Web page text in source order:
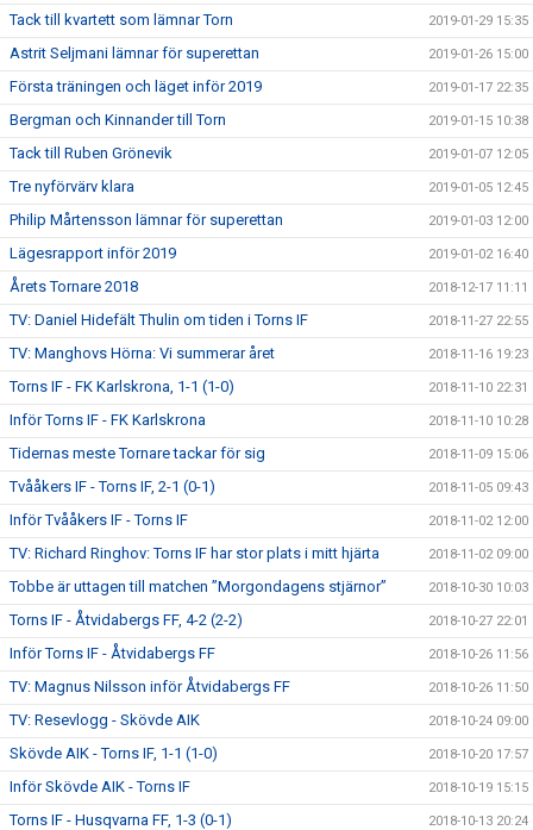
Tack till kvartett som lämnar Torn 2019-01-29 15:35
Astrit Seljmani lämnar för superettan 2019-01-26 15:00
Första träningen och läget inför 2019 2019-01-17 22:35
Bergman och Kinnander till Torn 2019-01-15 10:38
Tack till Ruben Grönevik 2019-01-07 12:05
Tre nyförvärv klara 2019-01-05 12:45
Philip Mårtensson lämnar för superettan 2019-01-03 12:00
Lägesrapport inför 2019 2019-01-02 16:40
Årets Tornare 2018 2018-12-17 11:11
TV: Daniel Hidefält Thulin om tiden i Torns IF 2018-11-27 22:55
TV: Manghovs Hörna: Vi summerar året 2018-11-16 19:23
Torns IF - FK Karlskrona, 1-1 (1-0) 2018-11-10 22:31
Inför Torns IF - FK Karlskrona 2018-11-10 10:28
Tidernas meste Tornare tackar för sig 2018-11-09 15:06
Tvååkers IF - Torns IF, 2-1 (0-1) 2018-11-05 09:43
Inför Tvååkers IF - Torns IF 2018-11-02 12:00
TV: Richard Ringhov: Torns IF har stor plats i mitt hjärta 2018-11-02 09:00
Tobbe är uttagen till matchen ”Morgondagens stjärnor” 2018-10-30 10:03
Torns IF - Åtvidabergs FF, 4-2 (2-2) 2018-10-27 22:01
Inför Torns IF - Åtvidabergs FF 2018-10-26 11:56
TV: Magnus Nilsson inför Åtvidabergs FF 2018-10-26 11:50
TV: Resevlogg - Skövde AIK 2018-10-24 09:00
Skövde AIK - Torns IF, 1-1 (1-0) 2018-10-20 17:57
Inför Skövde AIK - Torns IF 2018-10-19 15:15
Torns IF - Husqvarna FF, 1-3 (0-1) 2018-10-13 20:24